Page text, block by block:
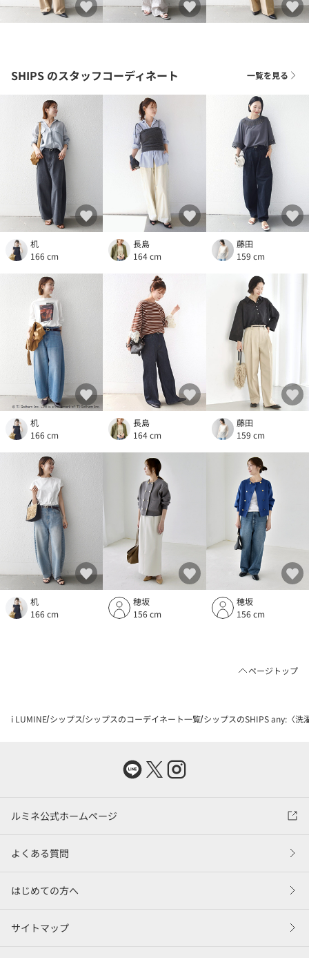
SHIPS のスタッフコーディネート 一覧を見る
机
166 cm
長島
164 cm
藤田
159 cm
机
166 cm
長島
164 cm
藤田
159 cm
机
166 cm
穂坂
156 cm
穂坂
156 cm
ページトップ
i LUMINE シップス シップスのコーデイネート一覧 シップスのSHIPS any:〈洗
ルミネ公式ホームページ
よくある質問
はじめての方へ
サイトマップ